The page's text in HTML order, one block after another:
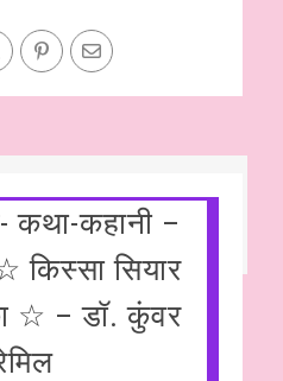
कथा-कहानी –
किस्सा सियार
☆ – डॉ. कुंवर